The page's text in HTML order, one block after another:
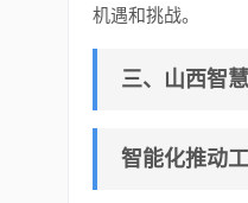
机遇和挑战。
三、山西智
智能化推动